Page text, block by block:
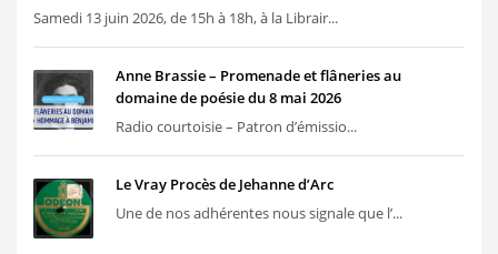
Samedi 13 juin 2026, de 15h à 18h, à la Librair...
Anne Brassie – Promenade et flâneries au
domaine de poésie du 8 mai 2026
Radio courtoisie – Patron d’émissio...
Le Vray Procès de Jehanne d’Arc
Une de nos adhérentes nous signale que l’...